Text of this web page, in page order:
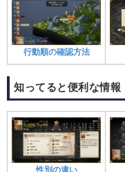
行動順の確認方法
知ってると便利な情報
性別の違い